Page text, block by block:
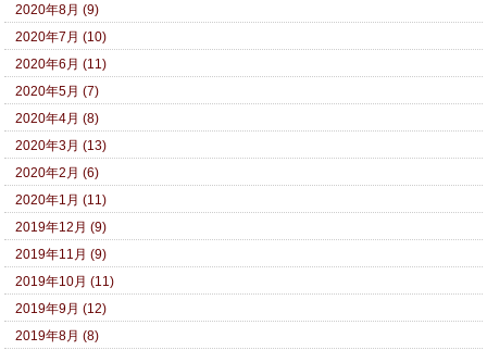
2020年8月 (9)
2020年7月 (10)
2020年6月 (11)
2020年5月 (7)
2020年4月 (8)
2020年3月 (13)
2020年2月 (6)
2020年1月 (11)
2019年12月 (9)
2019年11月 (9)
2019年10月 (11)
2019年9月 (12)
2019年8月 (8)